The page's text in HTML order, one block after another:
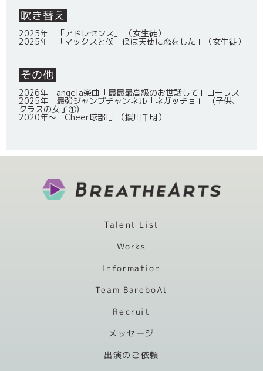
吹き替え
2025年 「アドレセンス」 （女生徒）
2025年 「マックスと僕 僕は天使に恋をした」（女生徒）
その他
2026年 angela楽曲「最最最高級のお世話して」コーラス
2025年 最強ジャンプチャンネル「ネガッチョ」 (子供、
クラスの女子①)
2020年～ Cheer球部!」（援川千明）
Talent List
Works
Information
Team BareboAt
Recruit
メッセージ
出演のご依頼